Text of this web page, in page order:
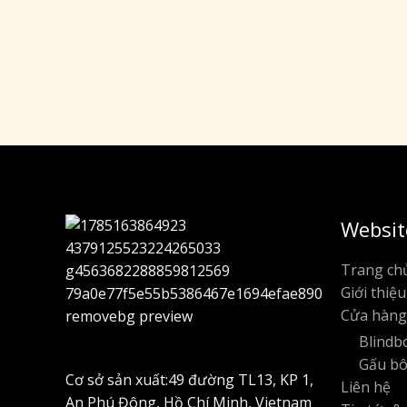
Cơ sở sản xuất:49 đường TL13, KP 1,
An Phú Đông, Hồ Chí Minh, Vietnam
Trang
Giới thiệu
Cửa hàng
Gấu
Liên hệ